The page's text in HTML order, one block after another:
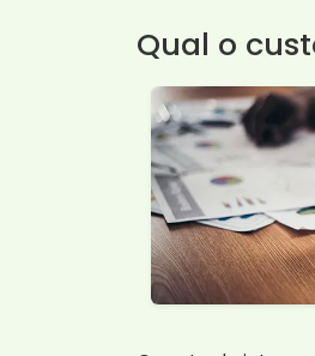
Qual o